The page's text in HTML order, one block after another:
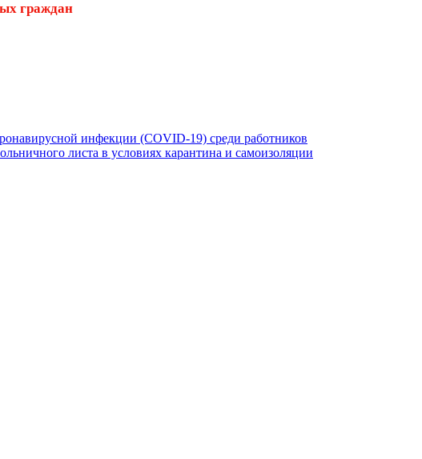
граждан
инфекции (COVID-19) среди работников
листа в условиях карантина и самоизоляции